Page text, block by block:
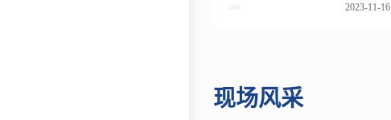
计，意向成交金额784.1亿美元，
2023-11-16
现场风采